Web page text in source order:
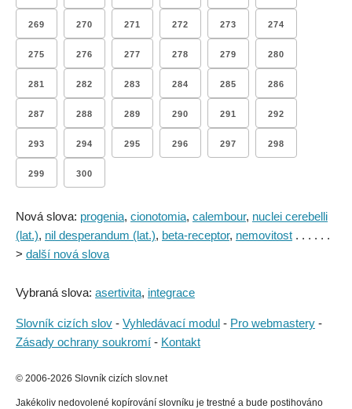
269 270 271 272 273 274
275 276 277 278 279 280
281 282 283 284 285 286
287 288 289 290 291 292
293 294 295 296 297 298
299 300
Nová slova: progenia, cionotomia, calembour, nuclei cerebelli
(lat.), nil desperandum (lat.), beta-receptor, nemovitost . . . . . .
> další nová slova
Vybraná slova: asertivita, integrace
Slovník cizích slov - Vyhledávací modul - Pro webmastery -
Zásady ochrany soukromí - Kontakt
© 2006-2026 Slovník cizích slov.net
Jakékoliv nedovolené kopírování slovníku je trestné a bude postihováno